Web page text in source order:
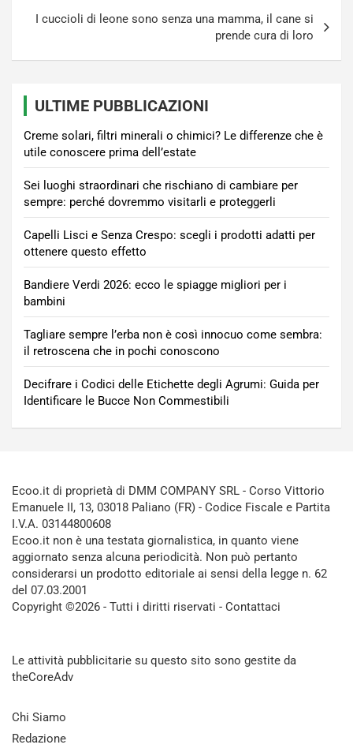
I cuccioli di leone sono senza una mamma, il cane si
prende cura di loro
ULTIME PUBBLICAZIONI
Creme solari, filtri minerali o chimici? Le differenze che è
utile conoscere prima dell’estate
Sei luoghi straordinari che rischiano di cambiare per
sempre: perché dovremmo visitarli e proteggerli
Capelli Lisci e Senza Crespo: scegli i prodotti adatti per
ottenere questo effetto
Bandiere Verdi 2026: ecco le spiagge migliori per i
bambini
Tagliare sempre l’erba non è così innocuo come sembra:
il retroscena che in pochi conoscono
Decifrare i Codici delle Etichette degli Agrumi: Guida per
Identificare le Bucce Non Commestibili
Ecoo.it di proprietà di DMM COMPANY SRL - Corso Vittorio
Emanuele II, 13, 03018 Paliano (FR) - Codice Fiscale e Partita
I.V.A. 03144800608
Ecoo.it non è una testata giornalistica, in quanto viene
aggiornato senza alcuna periodicità. Non può pertanto
considerarsi un prodotto editoriale ai sensi della legge n. 62
del 07.03.2001
Copyright ©2026 - Tutti i diritti riservati - Contattaci
Le attività pubblicitarie su questo sito sono gestite da
theCoreAdv
Chi Siamo
Redazione